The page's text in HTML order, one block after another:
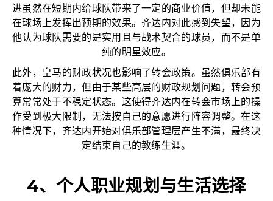
进虽然在短期内给球队带来了一定的商业价值，但却未能
在球场上发挥出预期的效果。齐达内对此感到失望，因为
他认为球队需要的是实用且与战术契合的球员，而不是单
纯的明星效应。
此外，皇马的财政状况也影响了转会政策。虽然俱乐部有
着庞大的财力，但由于某些高层的财政规划问题，转会预
算常常处于不稳定状态。这使得齐达内在转会市场上的操
作受到极大限制，无法按自己的意愿进行阵容调整。在这
种情况下，齐达内开始对俱乐部管理层产生不满，最终决
定结束自己的教练生涯。
4、个人职业规划与生活选择